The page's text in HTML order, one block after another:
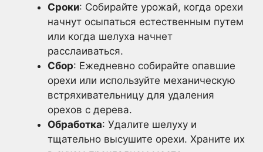
Сроки: Собирайте урожай, когда орехи
начнут осыпаться естественным путем
или когда шелуха начнет
расслаиваться.
Сбор: Ежедневно собирайте опавшие
орехи или используйте механическую
встряхивательницу для удаления
орехов с дерева.
Обработка: Удалите шелуху и
тщательно высушите орехи. Храните их